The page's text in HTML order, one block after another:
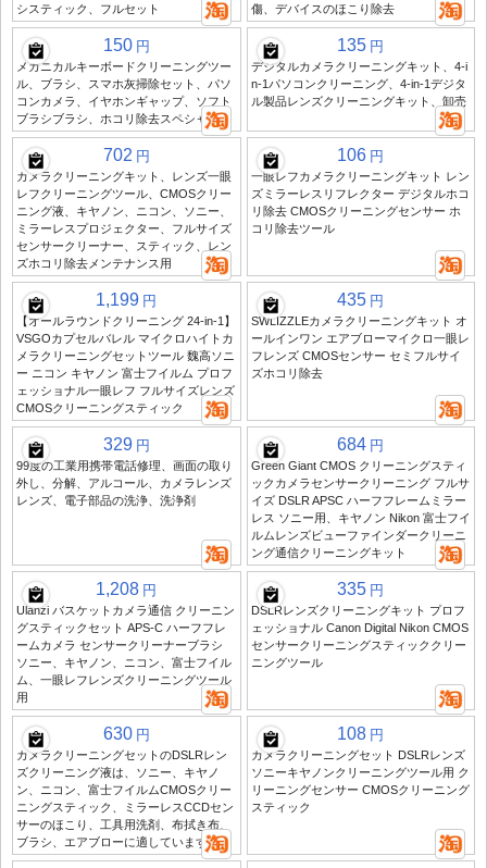
システィック、フルセット
傷、デバイスのほこり除去
150 円
メカニカルキーボードクリーニングツー
ル、ブラシ、スマホ灰掃除セット、パソ
コンカメラ、イヤホンギャップ、ソフト
ブラシブラシ、ホコリ除去スペシャル
135 円
デジタルカメラクリーニングキット、4-i
n-1パソコンクリーニング、4-in-1デジタ
ル製品レンズクリーニングキット、卸売
702 円
カメラクリーニングキット、レンズ一眼
レフクリーニングツール、CMOSクリー
ニング液、キヤノン、ニコン、ソニー、
ミラーレスプロジェクター、フルサイズ
センサークリーナー、スティック、レン
ズホコリ除去メンテナンス用
106 円
一眼レフカメラクリーニングキット レン
ズミラーレスリフレクター デジタルホコ
リ除去 CMOSクリーニングセンサー ホ
コリ除去ツール
1,199 円
【オールラウンドクリーニング 24-in-1】
VSGOカプセルバレル マイクロハイトカ
メラクリーニングセットツール 魏高ソニ
ー ニコン キヤノン 富士フイルム プロフ
ェッショナル一眼レフ フルサイズレンズ
CMOSクリーニングスティック
435 円
SWLIZZLEカメラクリーニングキット オ
ールインワン エアブローマイクロ一眼レ
フレンズ CMOSセンサー セミフルサイ
ズホコリ除去
329 円
99度の工業用携帯電話修理、画面の取り
外し、分解、アルコール、カメラレンズ
レンズ、電子部品の洗浄、洗浄剤
684 円
Green Giant CMOS クリーニングスティ
ックカメラセンサークリーニング フルサ
イズ DSLR APSC ハーフフレームミラー
レス ソニー用、キヤノン Nikon 富士フイ
ルムレンズビューファインダークリーニ
ング通信クリーニングキット
1,208 円
Ulanzi バスケットカメラ通信 クリーニン
グスティックセット APS-C ハーフフレ
ームカメラ センサークリーナーブラシ
ソニー、キヤノン、ニコン、富士フイル
ム、一眼レフレンズクリーニングツール
用
335 円
DSLRレンズクリーニングキット プロフ
ェッショナル Canon Digital Nikon CMOS
センサークリーニングスティッククリー
ニングツール
630 円
カメラクリーニングセットのDSLRレン
ズクリーニング液は、ソニー、キヤノ
ン、ニコン、富士フイルムCMOSクリー
ニングスティック、ミラーレスCCDセン
サーのほこり、工具用洗剤、布拭き布、
ブラシ、エアブローに適しています
108 円
カメラクリーニングセット DSLRレンズ
ソニーキヤノンクリーニングツール用 ク
リーニングセンサー CMOSクリーニング
スティック